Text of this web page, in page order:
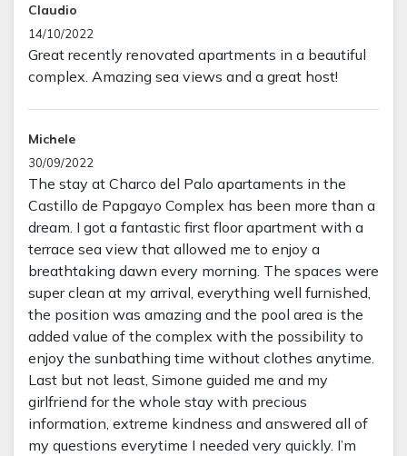
Claudio
14/10/2022
Great recently renovated apartments in a beautiful
complex. Amazing sea views and a great host!
Michele
30/09/2022
The stay at Charco del Palo apartaments in the
Castillo de Papgayo Complex has been more than a
dream. I got a fantastic first floor apartment with a
terrace sea view that allowed me to enjoy a
breathtaking dawn every morning. The spaces were
super clean at my arrival, everything well furnished,
the position was amazing and the pool area is the
added value of the complex with the possibility to
enjoy the sunbathing time without clothes anytime.
Last but not least, Simone guided me and my
girlfriend for the whole stay with precious
information, extreme kindness and answered all of
my questions everytime I needed very quickly. I’m